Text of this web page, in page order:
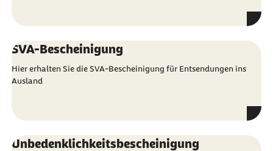
SVA-Bescheinigung
Hier erhalten Sie die SVA-Bescheinigung für Entsendungen ins
Ausland
Unbedenklichkeitsbescheinigung